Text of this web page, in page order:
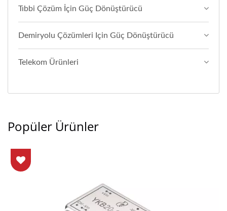
Tıbbi Çözüm İçin Güç Dönüştürücü
Demiryolu Çözümleri Için Güç Dönüştürücü
Telekom Ürünleri
Popüler Ürünler